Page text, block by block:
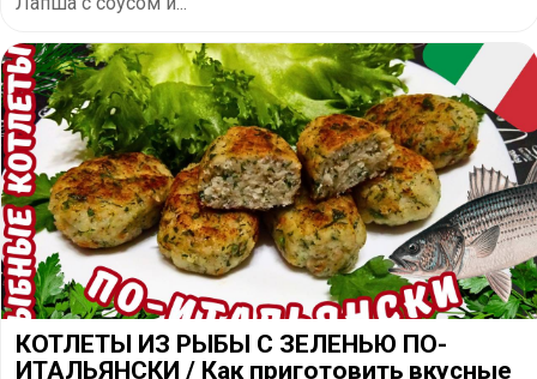
КОТЛЕТЫ ИЗ РЫБЫ С ЗЕЛЕНЬЮ ПО-
ИТАЛЬЯНСКИ / Как приготовить вкусные